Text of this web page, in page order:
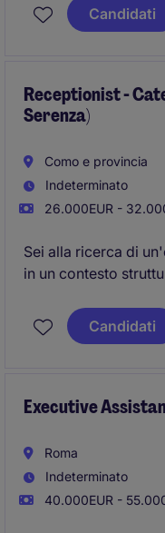
Candidati
Receptionist -
Serenza)
Como e provincia
Indeterminato
26.000EUR -
Sei alla ricerca di
in un contesto
competenze nel
amministrativo.
Candidati
Executive
Roma
Indeterminato
40.000EUR -